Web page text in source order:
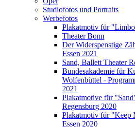
Studiofotos und Portraits
Werbefotos
Plakatmotiv für
Theater Bonn
Der Widerspenstige
Essen 2021
Sand, Ballett Theater
Bundesakademie für
Wolfenbüttel -
2021
Plakatmotive für
Regensburg 2020
Plakatmotiv für "Keep
Essen 2020